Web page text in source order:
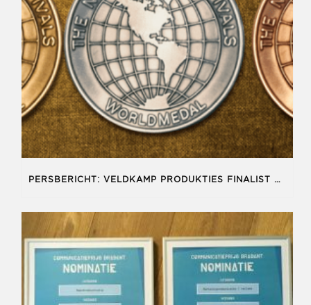
PERSBERICHT: VELDKAMP PRODUKTIES FINALIST OP NEW YORK FESTIVAL WORLD’S BEST TV & FILM